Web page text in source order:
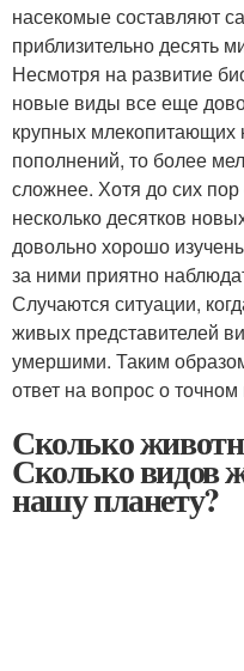
насекомые составляют
приблизительно десять
Несмотря на развитие
новые виды все еще
крупных млекопитающих
пополнений, то более
сложнее. Хотя до сих
несколько десятков
довольно хорошо
за ними приятно
Случаются ситуации,
живых представителей
умершими. Таким
ответ на вопрос о
Сколько
Сколько видов
нашу планету?